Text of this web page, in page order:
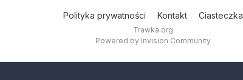
Polityka prywatności Kontakt Ciasteczka
Trawka.org
Powered by Invision Community